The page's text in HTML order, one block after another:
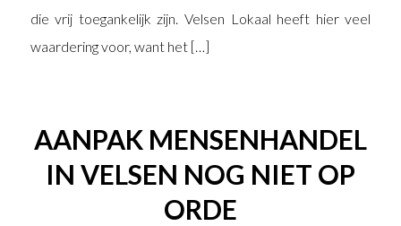
die vrij toegankelijk zijn. Velsen Lokaal heeft hier veel
waardering voor, want het […]
AANPAK MENSENHANDEL
IN VELSEN NOG NIET OP
ORDE